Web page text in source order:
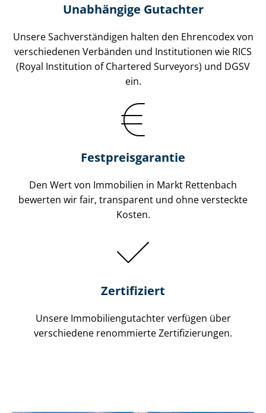
Unabhängige Gutachter
Unsere Sach­ver­stän­di­gen halten den Ehrencodex von
verschiedenen Verbänden und Institutionen wie RICS
(Royal Institution of Chartered Surveyors) und DGSV
ein.
Festpreis​garantie
Den Wert von Immobilien in Markt Rettenbach
bewerten wir fair, transparent und ohne versteckte
Kosten.
Zertifiziert
Unsere Immobilien­gutachter verfügen über
verschiedene renommierte Zer­ti­fi­zie­run­gen.